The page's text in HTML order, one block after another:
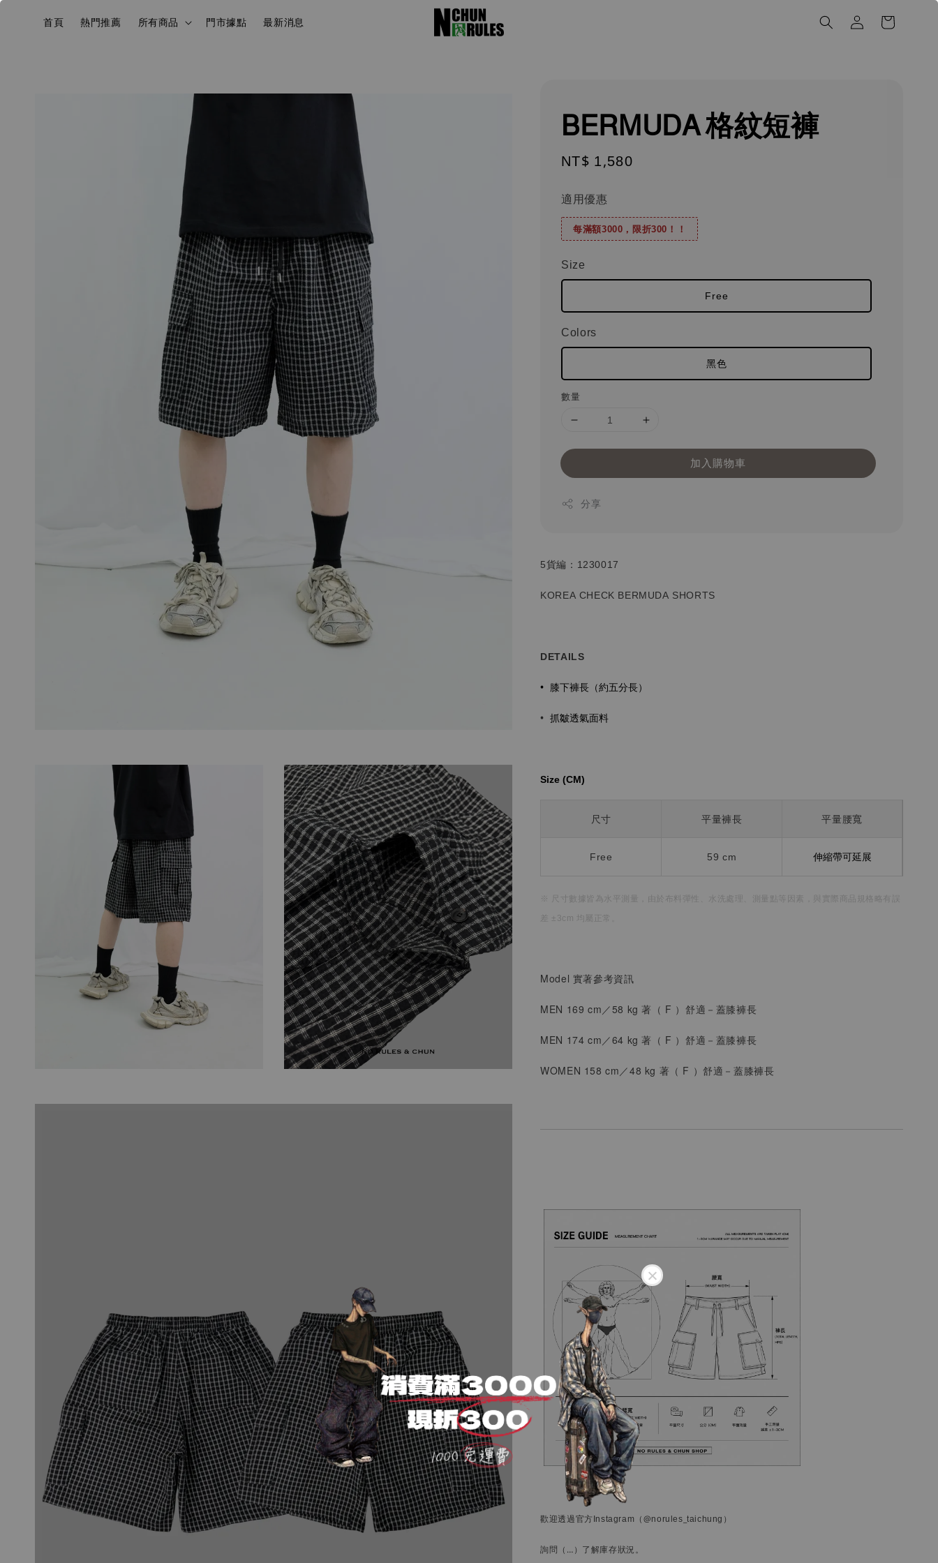
首頁 熱門推薦 所有商品 門市據點 最新消息
BERMUDA 格紋短褲
Regular
NT$ 1,580
適用優惠
每滿額3000，限折300！！
Size
Free
Colors
黑色
數量
加入購物車
分享
5貨編：1230017
KOREA CHECK BERMUDA SHORTS
DETAILS
• 膝下褲長（約五分長）
• 抓皺透氣面料
Size (CM)⁡⁡
尺寸 平量褲長 平量腰寬
Free 59 cm 伸縮帶可延展
※ 尺寸數據皆為水平測量， 由於布料彈性、水洗處理、測量點等因素，
與實際商品規格略有誤
差 ±3cm 均屬正常。
Model 實著參考資訊
MEN 169 cm／58 kg 著（ F ） 舒適 － 蓋膝褲長
MEN 174 cm／64 kg 著（ F ） 舒適 － 蓋膝褲長
WOMEN 158 cm／48 kg 著（ F ）舒適 －蓋膝褲長
歡迎透過官方Instagram （@norules_taichung）
詢問 （…） 了解庫存狀況。